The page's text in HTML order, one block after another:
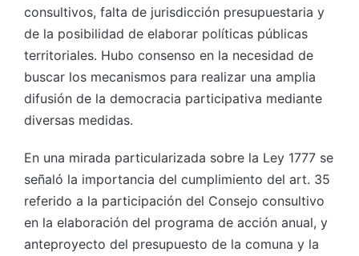
consultivos, falta de jurisdicción presupuestaria y
de la posibilidad de elaborar políticas públicas
territoriales. Hubo consenso en la necesidad de
buscar los mecanismos para realizar una amplia
difusión de la democracia participativa mediante
diversas medidas.
En una mirada particularizada sobre la Ley 1777 se
señaló la importancia del cumplimiento del art. 35
referido a la participación del Consejo consultivo
en la elaboración del programa de acción anual, y
anteproyecto del presupuesto de la comuna y la